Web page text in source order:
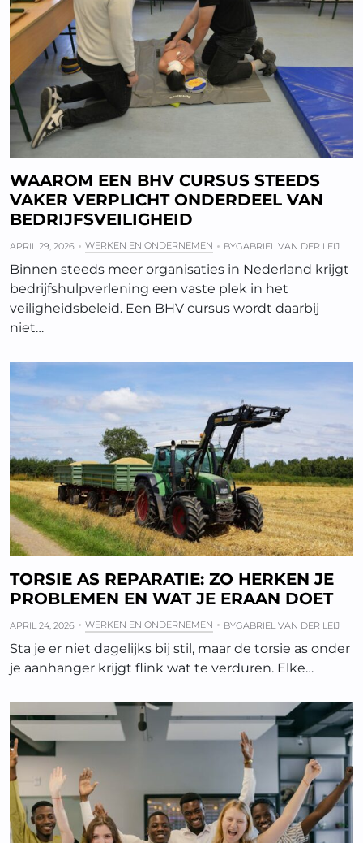
WAAROM EEN BHV CURSUS STEEDS
VAKER VERPLICHT ONDERDEEL VAN
BEDRIJFSVEILIGHEID
APRIL 29, 2026 WERKEN EN ONDERNEMEN BYGABRIEL VAN DER LEIJ
Binnen steeds meer organisaties in Nederland krijgt
bedrijfshulpverlening een vaste plek in het
veiligheidsbeleid. Een BHV cursus wordt daarbij
niet…
TORSIE AS REPARATIE: ZO HERKEN JE
PROBLEMEN EN WAT JE ERAAN DOET
APRIL 24, 2026 WERKEN EN ONDERNEMEN BYGABRIEL VAN DER LEIJ
Sta je er niet dagelijks bij stil, maar de torsie as onder
je aanhanger krijgt flink wat te verduren. Elke…